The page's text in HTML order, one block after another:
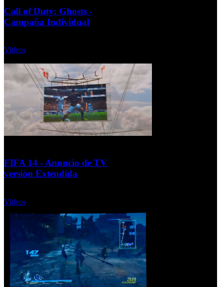
Call of Duty: Ghosts -
Campaña Individual
Videos
FIFA 14 - Anuncio de TV
versión Extendida
Videos